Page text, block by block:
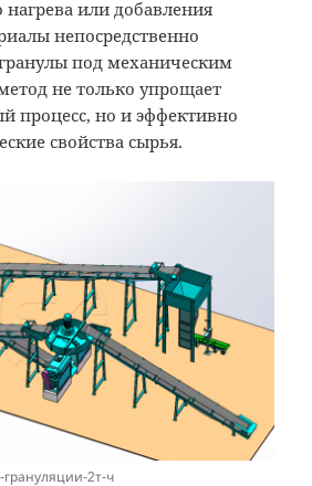
или добавления
непосредственно
под механическим
не только упрощает
процесс, но и эффективно
свойства сырья.
2т-ч